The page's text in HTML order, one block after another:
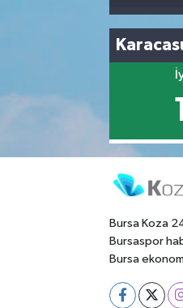
1
Bursa Koza
Bursaspor
Bursa